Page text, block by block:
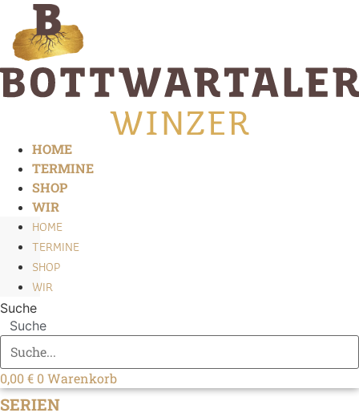
Inhalt
springen
HOME
TERMINE
SHOP
WIR
HOME
TERMINE
SHOP
WIR
Suche
Suche
0,00€ 0Warenkorb
SERIEN